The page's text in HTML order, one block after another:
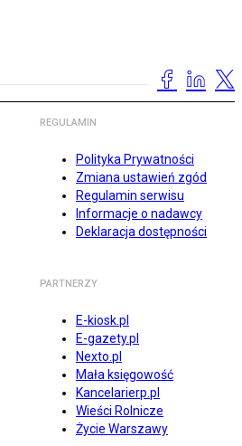
REGULAMIN
Polityka Prywatności
Zmiana ustawień zgód
Regulamin serwisu
Informacje o nadawcy
Deklaracja dostępności
PARTNERZY
E-kiosk.pl
E-gazety.pl
Nexto.pl
Mała księgowość
Kancelarierp.pl
Wieści Rolnicze
Życie Warszawy